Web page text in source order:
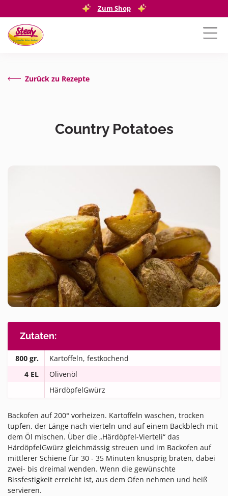
Zum Shop
Zurück zu Rezepte
Country Potatoes
Zutaten:
800 gr.
Kartoffeln, festkochend
4 EL
Olivenöl
HärdöpfelGwürz
Backofen auf 200° vorheizen. Kartoffeln waschen, trocken
tupfen, der Länge nach vierteln und auf einem Backblech mit
dem Öl mischen. Über die „Härdöpfel-Vierteli“ das
HärdöpfelGwürz gleichmässig streuen und im Backofen auf
mittlerer Schiene für 30 - 35 Minuten knusprig braten, dabei
zwei- bis dreimal wenden. Wenn die gewünschte
Bissfestigkeit erreicht ist, aus dem Ofen nehmen und heiß
servieren.